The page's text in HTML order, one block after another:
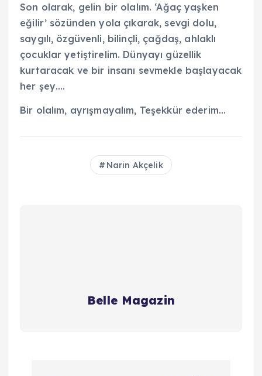
Son olarak, gelin bir olalım. ‘Ağaç yaşken
eğilir’ sözünden yola çıkarak, sevgi dolu,
saygılı, özgüvenli, bilinçli, çağdaş, ahlaklı
çocuklar yetiştirelim. Dünyayı güzellik
kurtaracak ve bir insanı sevmekle başlayacak
her şey….
Bir olalım, ayrışmayalım, Teşekkür ederim…
Narin Akçelik
Belle Magazin